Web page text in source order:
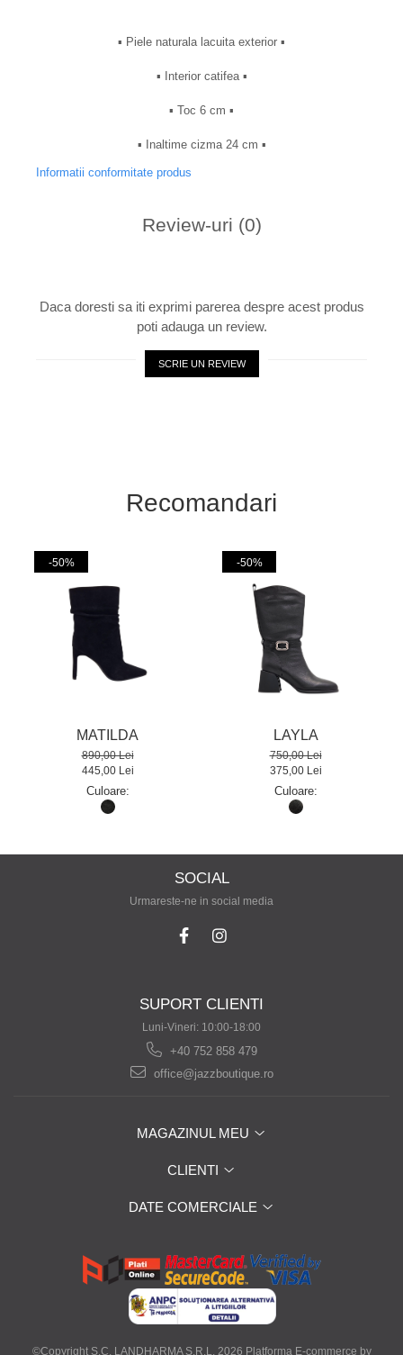
▪︎ Piele naturala lacuita exterior ▪︎
▪︎ Interior catifea ▪︎
▪︎ Toc 6 cm ▪︎
▪︎ Inaltime cizma 24 cm ▪︎
Informatii conformitate produs
Review-uri (0)
Daca doresti sa iti exprimi parerea despre acest produs
poti adauga un review.
SCRIE UN REVIEW
Recomandari
-50%
MATILDA
890,00 Lei
445,00 Lei
Culoare:
-50%
LAYLA
750,00 Lei
375,00 Lei
Culoare:
SOCIAL
Urmareste-ne in social media
SUPORT CLIENTI
Luni-Vineri: 10:00-18:00
+40 752 858 479
office@jazzboutique.ro
MAGAZINUL MEU
CLIENTI
DATE COMERCIALE
©Copyright S.C. LANDHARMA S.R.L. 2026 Platforma E-commerce by